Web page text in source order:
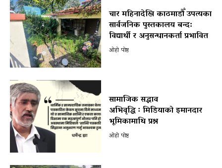
चार महिनादेखि काठमाडौँ उपत्यका
सार्वजनिक पुस्तकालय बन्द:
विद्यार्थी र अनुसन्धानकर्ता प्रभावित
ओहो पोष्ट
सामाजिक सद्भाव
अभिवृद्धि ः मिडियाको इमानदार
भूमिकामाथि प्रश्न
ओहो पोष्ट